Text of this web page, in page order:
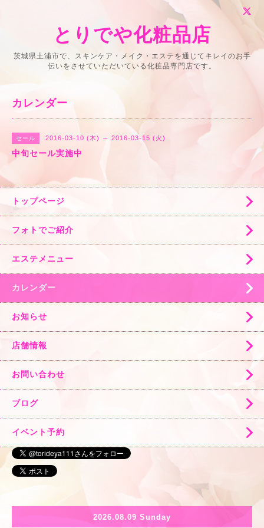
とりでや化粧品店
茨城県土浦市で、スキンケア・メイク・エステを通じてキレイのお手
伝いをさせていただいている化粧品専門店です。
カレンダー
セール 2016-03-10 (木) ～ 2016-03-15 (火)
中旬セール実施中
トップページ
フォトでご紹介
エステメニュー
カレンダー
お知らせ
店舗情報
お問い合わせ
ブログ
イベント予約
2026.08.09 Sunday